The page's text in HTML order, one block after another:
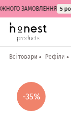
ЗАМОВЛЕННЯ
Всі товари Рефіли
-35%